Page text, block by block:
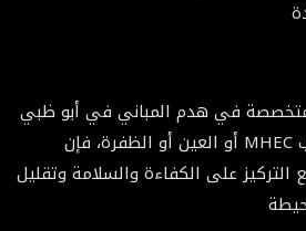
في هدم المباني في أبو ظبي
أو العين أو الظفرة، فإن MHEC توفر حلولًا متكاملة تناسب
التركيز على الكفاءة والسلامة وتقليل